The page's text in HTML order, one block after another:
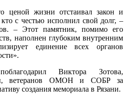
ценой жизни отстаивал закон и
с честью исполнил свой долг, –
– Этот памятник, помимо его
наполнен глубоким внутренним
единение всех органов
Виктора Зотова,
ветеранов ОМОН и СОБР за
создания мемориала в Рязани.